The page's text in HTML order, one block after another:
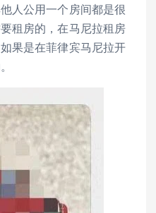
人公用一个房间都是很
租房的，在马尼拉租房
果是在菲律宾马尼拉开